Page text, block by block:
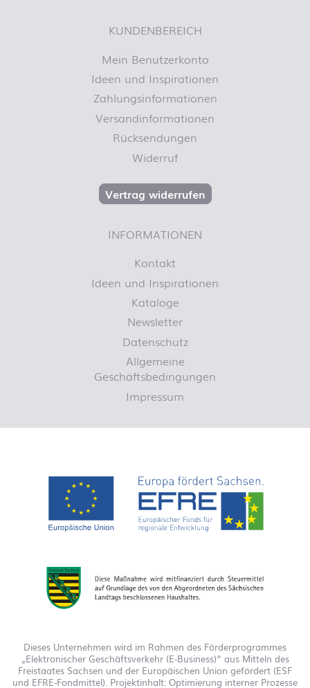
KUNDENBEREICH
Mein Benutzerkonto
Ideen und Inspirationen
Zahlungsinformationen
Versandinformationen
Rücksendungen
Widerruf
Vertrag widerrufen
INFORMATIONEN
Kontakt
Ideen und Inspirationen
Kataloge
Newsletter
Datenschutz
Allgemeine
Geschäftsbedingungen
Impressum
Dieses Unternehmen wird im Rahmen des Förderprogrammes
„Elektronischer Geschäftsverkehr (E-Business)“ aus Mitteln des
Freistaates Sachsen und der Europäischen Union gefördert (ESF
und EFRE-Fondmittel). Projektinhalt: Optimierung interner Prozesse